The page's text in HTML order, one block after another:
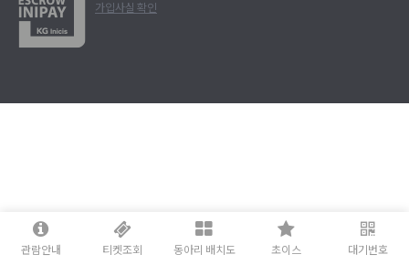
관람안내 티켓조회 동아리 배치도 초이스 대기번호
가입사실 확인